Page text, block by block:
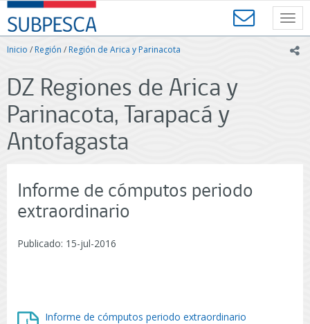
Contenido
principal
SUBPESCA
-
Subsecretaría
y
Acuicultura
-
de
Inicio /Región /Región de Arica y Parinacota
DZ Regiones de Arica y
Parinacota, Tarapacá y
Antofagasta
Informe de cómputos periodo
extraordinario
Publicado: 15-jul-2016
Informe de cómputos periodo extraordinario